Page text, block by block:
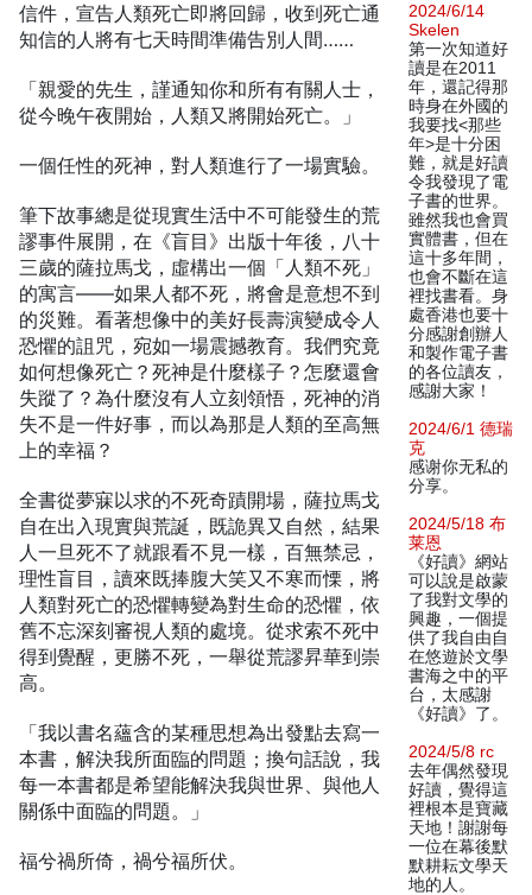
信件，宣告人類死亡即將回歸，收到死亡通
知信的人將有七天時間準備告別人間……
「親愛的先生，謹通知你和所有有關人士，
從今晚午夜開始，人類又將開始死亡。」
一個任性的死神，對人類進行了一場實驗。
筆下故事總是從現實生活中不可能發生的荒
謬事件展開，在《盲目》出版十年後，八十
三歲的薩拉馬戈，虛構出一個「人類不死」
的寓言——如果人都不死，將會是意想不到
的災難。看著想像中的美好長壽演變成令人
恐懼的詛咒，宛如一場震撼教育。我們究竟
如何想像死亡？死神是什麼樣子？怎麼還會
失蹤了？為什麼沒有人立刻領悟，死神的消
失不是一件好事，而以為那是人類的至高無
上的幸福？
全書從夢寐以求的不死奇蹟開場，薩拉馬戈
自在出入現實與荒誕，既詭異又自然，結果
人一旦死不了就跟看不見一樣，百無禁忌，
理性盲目，讀來既捧腹大笑又不寒而慄，將
人類對死亡的恐懼轉變為對生命的恐懼，依
舊不忘深刻審視人類的處境。從求索不死中
得到覺醒，更勝不死，一舉從荒謬昇華到崇
高。
「我以書名蘊含的某種思想為出發點去寫一
本書，解決我所面臨的問題；換句話說，我
每一本書都是希望能解決我與世界、與他人
關係中面臨的問題。」
福兮禍所倚，禍兮福所伏。
2024/6/14
Skelen
第一次知道好
讀是在2011
年，還記得那
時身在外國的
我要找<那些
年>是十分困
難，就是好讀
令我發現了電
子書的世界。
雖然我也會買
實體書，但在
這十多年間，
也會不斷在這
裡找書看。身
處香港也要十
分感謝創辦人
和製作電子書
的各位讀友，
感謝大家！
2024/6/1 德瑞
克
感谢你无私的
分享。
2024/5/18 布
莱恩
《好讀》網站
可以說是啟蒙
了我對文學的
興趣，一個提
供了我自由自
在悠遊於文學
書海之中的平
台，太感謝
《好讀》了。
2024/5/8 rc
去年偶然發現
好讀，覺得這
裡根本是寶藏
天地！謝謝每
一位在幕後默
默耕耘文學天
地的人。